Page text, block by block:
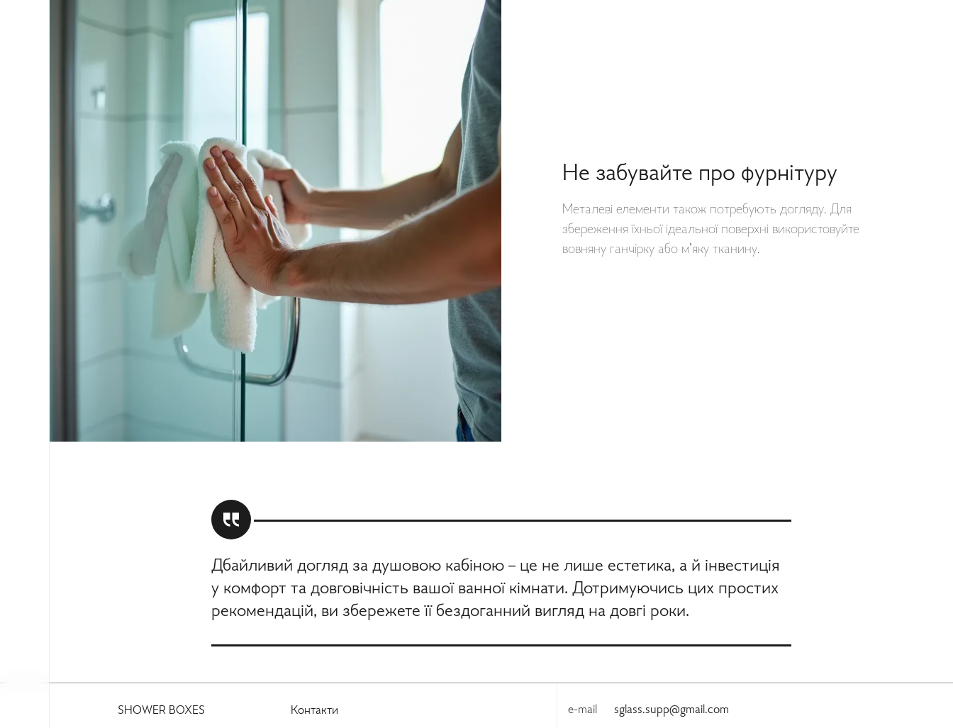
Не забувайте про фурнітуру
Металеві елементи також потребують догляду. Для
збереження їхньої ідеальної поверхні використовуйте
вовняну ганчірку або м’яку тканину.
Дбайливий догляд за душовою кабіною – це не лише естетика, а й інвестиція
у комфорт та довговічність вашої ванної кімнати. Дотримуючись цих простих
рекомендацій, ви збережете її бездоганний вигляд на довгі роки.
SHOWER BOXES Контакти e-mail sglass.supp@gmail.com